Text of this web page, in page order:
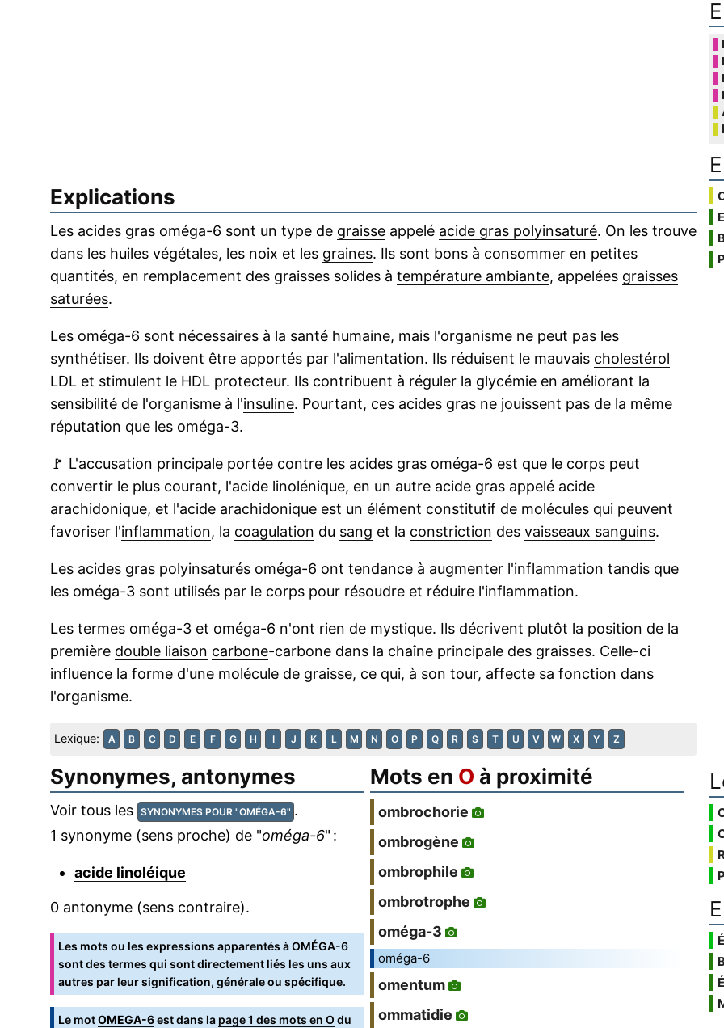
Explications
Les acides gras oméga-6 sont un type de graisse appelé acide gras polyinsaturé. On les trouve
dans les huiles végétales, les noix et les graines. Ils sont bons à consommer en petites
quantités, en remplacement des graisses solides à température ambiante, appelées graisses
saturées.
Les oméga-6 sont nécessaires à la santé humaine, mais l'organisme ne peut pas les
synthétiser. Ils doivent être apportés par l'alimentation. Ils réduisent le mauvais cholestérol
LDL et stimulent le HDL protecteur. Ils contribuent à réguler la glycémie en améliorant la
sensibilité de l'organisme à l'insuline. Pourtant, ces acides gras ne jouissent pas de la même
réputation que les oméga-3.
🚩 L'accusation principale portée contre les acides gras oméga-6 est que le corps peut
convertir le plus courant, l'acide linolénique, en un autre acide gras appelé acide
arachidonique, et l'acide arachidonique est un élément constitutif de molécules qui peuvent
favoriser l'inflammation, la coagulation du sang et la constriction des vaisseaux sanguins.
Les acides gras polyinsaturés oméga-6 ont tendance à augmenter l'inflammation tandis que
les oméga-3 sont utilisés par le corps pour résoudre et réduire l'inflammation.
Les termes oméga-3 et oméga-6 n'ont rien de mystique. Ils décrivent plutôt la position de la
première double liaison carbone-carbone dans la chaîne principale des graisses. Celle-ci
influence la forme d'une molécule de graisse, ce qui, à son tour, affecte sa fonction dans
l'organisme.
Lexique: A B C D E F G H I J K L M N O P Q R S T U V W X Y Z
Synonymes, antonymes
Voir tous les SYNONYMES POUR "OMÉGA-6" .
1 synonyme (sens proche) de "oméga-6" :
acide linoléique
0 antonyme (sens contraire).
Les mots ou les expressions apparentés à OMÉGA-6
sont des termes qui sont directement liés les uns aux
autres par leur signification, générale ou spécifique.
Le motOMEGA-6est dans la page 1 des mots en O du
Mots en O à proximité
ombrochorie
ombrogène
ombrophile
ombrotrophe
oméga-3
oméga-6
omentum
ommatidie